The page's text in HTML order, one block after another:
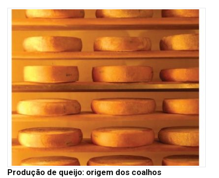
Produção de queijo: origem dos coalhos